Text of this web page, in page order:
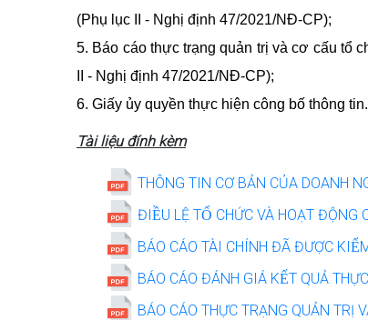
(Phụ lục II - Nghị định 47/2021/NĐ-CP);
5. Báo cáo thực trạng quản trị và cơ cấu tổ
II - Nghị định 47/2021/NĐ-CP);
6. Giấy ủy quyền thực hiện công bố thông tin.
Tài liệu đính kèm
THÔNG TIN CƠ BẢN CỦA DOANH
ĐIỀU LỆ TỔ CHỨC VÀ HOẠT ĐỘNG
BÁO CÁO TÀI CHÍNH ĐÃ ĐƯỢC
BÁO CÁO ĐÁNH GIÁ KẾT QUẢ
BÁO CÁO THỰC TRẠNG QUẢN TRỊ